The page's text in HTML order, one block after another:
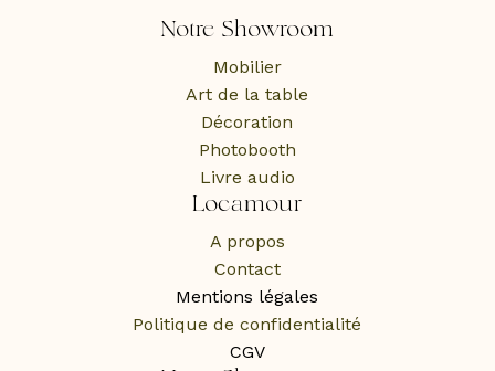
Notre Showroom
Mobilier
Art de la table
Décoration
Photobooth
Livre audio
Locamour
A propos
Contact
Mentions légales
Politique de confidentialité
CGV